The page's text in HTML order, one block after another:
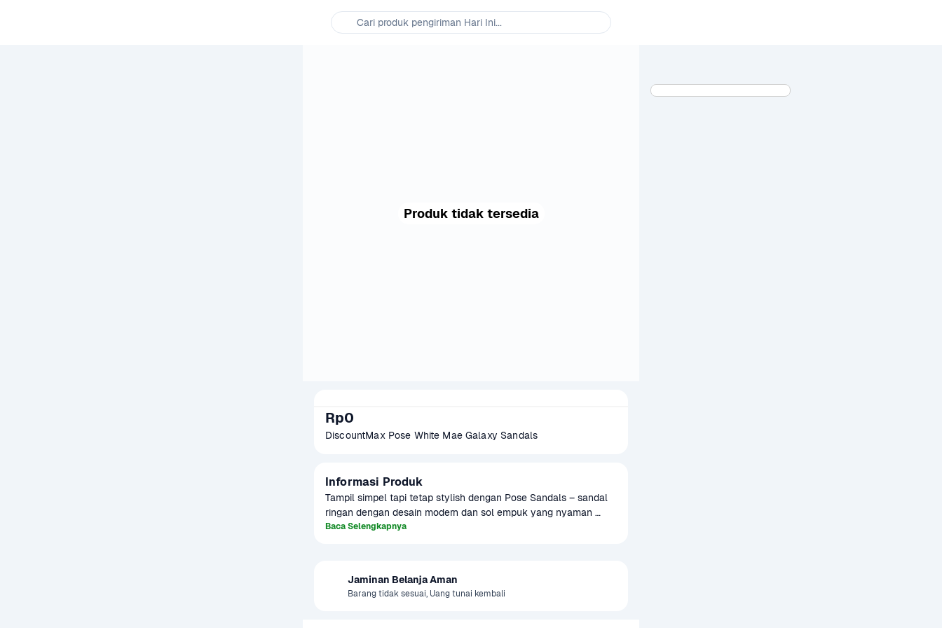
Produk tidak tersedia
Rp0
DiscountMax Pose White Mae Galaxy Sandals
Informasi Produk
Tampil simpel tapi tetap stylish dengan Pose Sandals – sandal
ringan dengan desain modern dan sol empuk yang nyaman
dipakai seharian. Cocok untuk gaya kasual sehari-hari, hangout
Baca Selengkapnya
Jaminan Belanja Aman
Barang tidak sesuai, Uang tunai kembali
Cari produk pengiriman Hari Ini...